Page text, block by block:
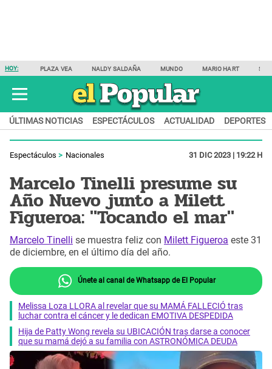
HOY: PLAZA VEA NALDY SALDAÑA MUNDO MARIO HART
ÚLTIMAS NOTICIAS ESPECTÁCULOS ACTUALIDAD DEPORTES
Espectáculos Nacionales 31 DIC 2023 | 19:22 H
Marcelo Tinelli presume su
Año Nuevo junto a Milett
Figueroa: "Tocando el mar"
Marcelo Tinelli se muestra feliz con Milett Figueroa este 31
de diciembre, en el último día del año.
Únete al canal de Whatsapp de El Popular
Melissa Loza LLORA al revelar que su MAMÁ FALLECIÓ tras
luchar contra el cáncer y le dedican EMOTIVA DESPEDIDA
Hija de Patty Wong revela su UBICACIÓN tras darse a conocer
que su mamá dejó a su familia con ASTRONÓMICA DEUDA